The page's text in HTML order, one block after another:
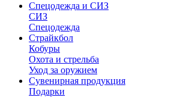
Спецодежда и СИЗ
СИЗ
Спецодежда
Страйкбол
Кобуры
Охота и стрельба
Уход за оружием
Сувенирная продукция
Подарки